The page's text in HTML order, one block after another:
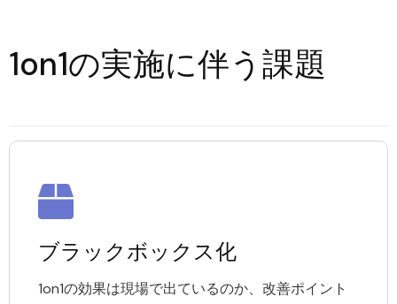
1on1の実施に伴う課題
ブラックボックス化
1on1の効果は現場で出ているのか、改善ポイント